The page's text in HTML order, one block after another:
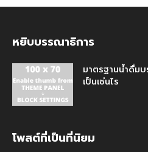
หยิบบรรณาธิการ
มาตรฐานน้ำดื่มบ
เป็นเช่นไร
โพสต์ที่เป็นที่นิยม